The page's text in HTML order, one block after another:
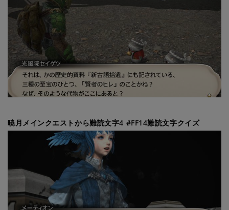
暁月メインクエストから難読文字4 #FF14難読文字クイズ